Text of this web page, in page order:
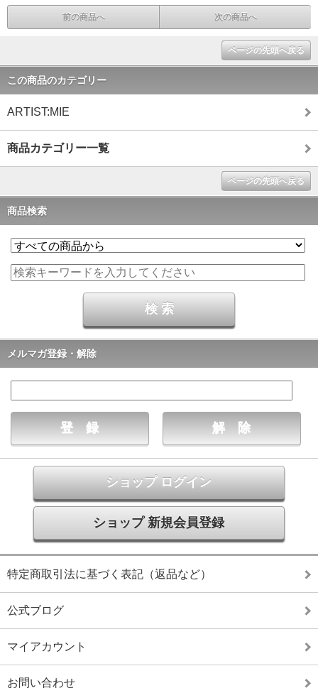
前の商品へ 次の商品へ
ページの先頭へ戻る
この商品のカテゴリー
ARTIST:MIE
商品カテゴリー一覧
ページの先頭へ戻る
商品検索
メルマガ登録・解除
ショップ ログイン
ショップ 新規会員登録
特定商取引法に基づく表記（返品など）
公式ブログ
マイアカウント
お問い合わせ